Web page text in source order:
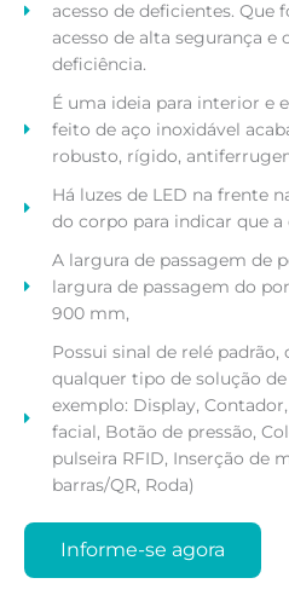
acesso de deficientes. Que
acesso de alta segurança e
deficiência.
É uma ideia para interior e
feito de aço inoxidável
robusto, rígido,
Há luzes de LED na frente
do corpo para indicar que a
A largura de passagem de
largura de passagem do
900 mm,
Possui sinal de relé
qualquer tipo de solução
exemplo: Display,
facial, Botão de pressão,
pulseira RFID, Inserção de
barras/QR, Roda)
Informe-se agora